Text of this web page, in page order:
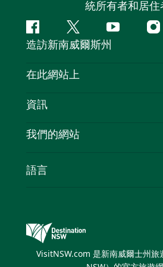
統所有者和居住
Facebook嘰
嘰
喳
Youtube
造訪新南威爾斯州
聯絡我們
隱私
Cookie 通知
在此網站上
目的地
新南威爾斯州公路旅行
活動
資訊
旅行資訊
新南威爾斯的商業
我們的網站
新南威爾士州旅遊局（
語言
VisitNSW.com 是新南威爾士州